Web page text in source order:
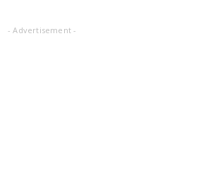
- Advertisement -